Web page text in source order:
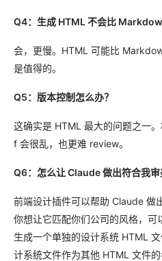
Q4：生成 HTML 不会比
会，更慢。HTML 可能比
是值得的。
Q5：版本控制怎么办？
这确实是 HTML 最大的问题之一
f 会很乱，也更难 review。
Q6：怎么让 Claude 做出符合我审
前端设计插件可以帮助 Claude 做
你想让它匹配你们公司的风格，可
生成一个单独的设计系统 HTML
计系统文件作为其他 HTML 文件的